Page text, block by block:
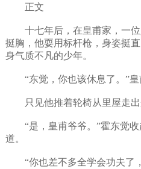
正文
十七年后，在皇甫家，一位
挺胸，他耍用标杆枪，身姿挺
身气质不凡的少年。
“东觉，你也该休息了。”皇
只见他推着轮椅从里屋走出
“是，皇甫爷爷。”霍东觉收
道。
“你也差不多全学会功夫了